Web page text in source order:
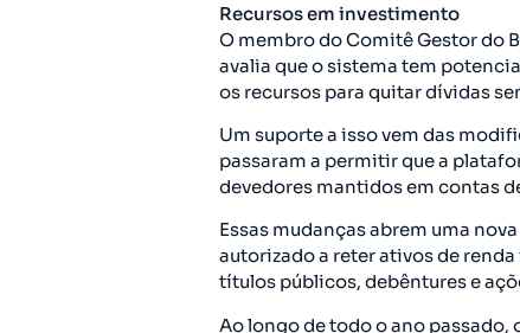
Recursos em investimento
O membro do Comitê Gestor do
avalia que o sistema tem
os recursos para quitar dívidas
Um suporte a isso vem das
passaram a permitir que a
devedores mantidos em contas
Essas mudanças abrem uma
autorizado a reter ativos de
títulos públicos, debêntures e
Ao longo de todo o ano